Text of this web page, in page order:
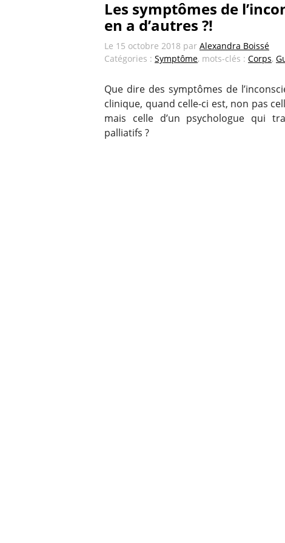
Les symptômes de
en a d’autres ?!
Le 15 octobre 2018 par Alexandra Boissé
Catégories : Symptôme, mots-clés : Corps,
Que dire des symptômes de
clinique, quand celle-ci est, non pas
mais celle d’un psychologue qui
palliatifs ?